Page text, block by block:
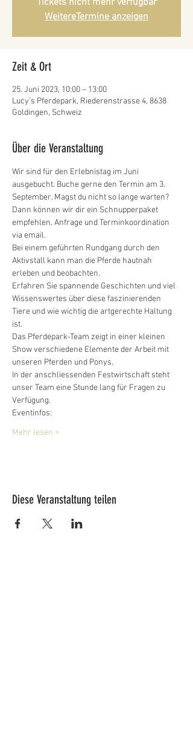
Tickets nicht mehr verfügbar
WeitereTermine anzeigen
Zeit & Ort
25. Juni 2023, 10:00 – 13:00
Lucy's Pferdepark, Riederenstrasse 4, 8638
Goldingen, Schweiz
Über die Veranstaltung
Wir sind für den Erlebnistag im Juni
ausgebucht. Buche gerne den Termin am 3.
September. Magst du nicht so lange warten?
Dann können wir dir ein Schnupperpaket
empfehlen. Anfrage und Terminkoordination
via email.
Bei einem geführten Rundgang durch den
Aktivstall kann man die Pferde hautnah
erleben und beobachten.
Erfahren Sie spannende Geschichten und viel
Wissenswertes über diese faszinierenden
Tiere und wie wichtig die artgerechte Haltung
ist.
Das Pferdepark-Team zeigt in einer kleinen
Show verschiedene Elemente der Arbeit mit
unseren Pferden und Ponys.
In der anschliessenden Festwirtschaft steht
unser Team eine Stunde lang für Fragen zu
Verfügung.
Eventinfos:
Mehr lesen >
Diese Veranstaltung teilen